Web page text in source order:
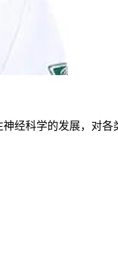
经科学的发展，对各